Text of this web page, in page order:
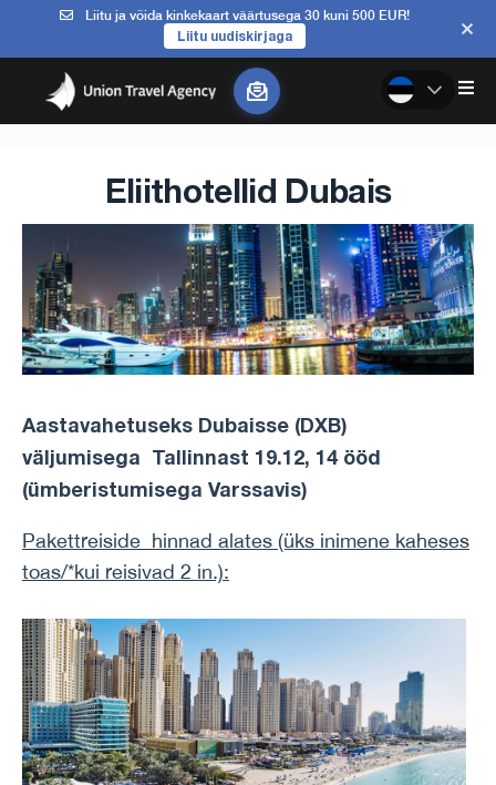
Liitu ja võida kinkekaart väärtusega 30 kuni 500 EUR!
Liitu uudiskirjaga
Eliithotellid Dubais
Aastavahetuseks Dubaisse (DXB)
väljumisega Tallinnast 19.12, 14 ööd
(ümberistumisega Varssavis)
Pakettreiside hinnad alates (üks inimene kaheses
toas/*kui reisivad 2 in.):